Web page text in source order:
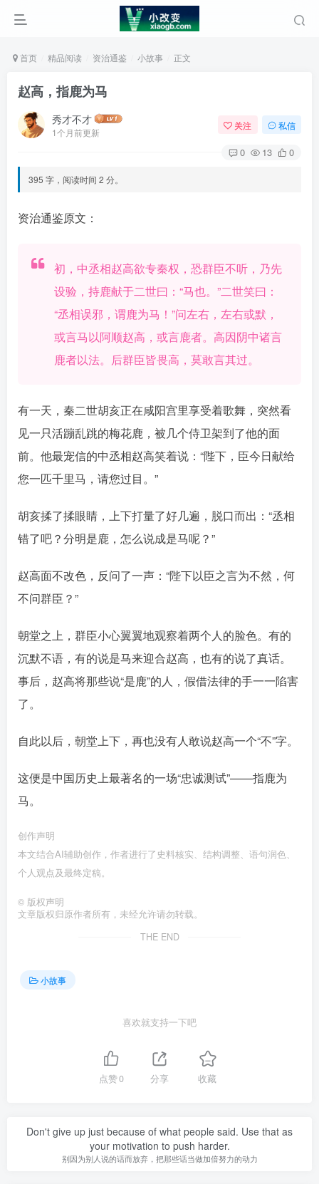
首页 精品阅读 资治通鉴 小故事 正文
赵高，指鹿为马
秀才不才
1个月前更新
关注 私信
0 13 0
395 字，阅读时间 2 分。
资治通鉴原文：
初，中丞相赵高欲专秦权，恐群臣不听，乃先
设验，持鹿献于二世曰：“马也。”二世笑曰：
“丞相误邪，谓鹿为马！”问左右，左右或默，
或言马以阿顺赵高，或言鹿者。高因阴中诸言
鹿者以法。后群臣皆畏高，莫敢言其过。󠄹󠅀󠄪󠄢󠄡󠄦󠄞󠄧󠄣󠄞󠄢󠄡󠄦󠄞󠄧󠄠󠅬󠅅󠅃󠄵󠅂󠄪󠅗󠅥󠅕󠅣󠅤󠅬󠅄󠄹󠄽󠄵󠄪󠄢󠄠󠄢󠄦󠄝󠄠󠄨󠄝󠄡󠄠󠄐󠄠󠄣󠄪󠄥󠄤󠄪󠄡󠄥󠅬󠅨󠅙󠅑󠅟󠅗󠅒󠄞󠅓󠅟󠅝󠄐󠇕󠆠󠅿󠇖󠆄󠆩󠇕󠅿󠆈󠇗󠆭󠆁󠄐󠇗󠅹󠅸󠇖󠆍󠅳󠇖󠅹󠅰󠇖󠆌󠅹
有一天，秦二世胡亥正在咸阳宫里享受着歌舞，突然看
见一只活蹦乱跳的梅花鹿，被几个侍卫架到了他的面
前。他最宠信的中丞相赵高笑着说：“陛下，臣今日献给
您一匹千里马，请您过目。”󠄹󠅀󠄪󠄢󠄡󠄦󠄞󠄧󠄣󠄞󠄢󠄡󠄦󠄞󠄧󠄠󠅬󠅅󠅃󠄵󠅂󠄪󠅗󠅥󠅕󠅣󠅤󠅬󠅄󠄹󠄽󠄵󠄪󠄢󠄠󠄢󠄦󠄝󠄠󠄨󠄝󠄡󠄠󠄐󠄠󠄣󠄪󠄥󠄤󠄪󠄡󠄥󠅬󠅨󠅙󠅑󠅟󠅗󠅒󠄞󠅓󠅟󠅝󠄐󠇕󠆠󠅿󠇖󠆄󠆩󠇕󠅿󠆈󠇗󠆭󠆁󠄐󠇗󠅹󠅸󠇖󠆍󠅳󠇖󠅹󠅰󠇖󠆌󠅹
胡亥揉了揉眼睛，上下打量了好几遍，脱口而出：“丞相
错了吧？分明是鹿，怎么说成是马呢？”󠄹󠅀󠄪󠄢󠄡󠄦󠄞󠄧󠄣󠄞󠄢󠄡󠄦󠄞󠄧󠄠󠅬󠅅󠅃󠄵󠅂󠄪󠅗󠅥󠅕󠅣󠅤󠅬󠅄󠄹󠄽󠄵󠄪󠄢󠄠󠄢󠄦󠄝󠄠󠄨󠄝󠄡󠄠󠄐󠄠󠄣󠄪󠄥󠄤󠄪󠄡󠄥󠅬󠅨󠅙󠅑󠅟󠅗󠅒󠄞󠅓󠅟󠅝󠄐󠇕󠆠󠅿󠇖󠆄󠆩󠇕󠅿󠆈󠇗󠆭󠆁󠄐󠇗󠅹󠅸󠇖󠆍󠅳󠇖󠅹󠅰󠇖󠆌󠅹
赵高面不改色，反问了一声：“陛下以臣之言为不然，何
不问群臣？”󠄹󠅀󠄪󠄢󠄡󠄦󠄞󠄧󠄣󠄞󠄢󠄡󠄦󠄞󠄧󠄠󠅬󠅅󠅃󠄵󠅂󠄪󠅗󠅥󠅕󠅣󠅤󠅬󠅄󠄹󠄽󠄵󠄪󠄢󠄠󠄢󠄦󠄝󠄠󠄨󠄝󠄡󠄠󠄐󠄠󠄣󠄪󠄥󠄤󠄪󠄡󠄥󠅬󠅨󠅙󠅑󠅟󠅗󠅒󠄞󠅓󠅟󠅝󠄐󠇕󠆠󠅿󠇖󠆄󠆩󠇕󠅿󠆈󠇗󠆭󠆁󠄐󠇗󠅹󠅸󠇖󠆍󠅳󠇖󠅹󠅰󠇖󠆌󠅹
朝堂之上，群臣小心翼翼地观察着两个人的脸色。有的
沉默不语，有的说是马来迎合赵高，也有的说了真话。
事后，赵高将那些说“是鹿”的人，假借法律的手一一陷害
了。󠄹󠅀󠄪󠄢󠄡󠄦󠄞󠄧󠄣󠄞󠄢󠄡󠄦󠄞󠄧󠄠󠅬󠅅󠅃󠄵󠅂󠄪󠅗󠅥󠅕󠅣󠅤󠅬󠅄󠄹󠄽󠄵󠄪󠄢󠄠󠄢󠄦󠄝󠄠󠄨󠄝󠄡󠄠󠄐󠄠󠄣󠄪󠄥󠄤󠄪󠄡󠄥󠅬󠅨󠅙󠅑󠅟󠅗󠅒󠄞󠅓󠅟󠅝󠄐󠇕󠆠󠅿󠇖󠆄󠆩󠇕󠅿󠆈󠇗󠆭󠆁󠄐󠇗󠅹󠅸󠇖󠆍󠅳󠇖󠅹󠅰󠇖󠆌󠅹
自此以后，朝堂上下，再也没有人敢说赵高一个“不”字。
这便是中国历史上最著名的一场“忠诚测试”——指鹿为
马。
创作声明
本文结合AI辅助创作，作者进行了史料核实、结构调整、语句润色、
个人观点及最终定稿。󠄹󠅀󠄪󠄢󠄡󠄦󠄞󠄧󠄣󠄞󠄢󠄡󠄦󠄞󠄧󠄠󠅬󠅅󠅃󠄵󠅂󠄪󠅗󠅥󠅕󠅣󠅤󠅬󠅄󠄹󠄽󠄵󠄪󠄢󠄠󠄢󠄦󠄝󠄠󠄨󠄝󠄡󠄠󠄐󠄠󠄣󠄪󠄥󠄤󠄪󠄡󠄥󠅬󠅨󠅙󠅑󠅟󠅗󠅒󠄞󠅓󠅟󠅝󠄐󠇕󠆠󠅿󠇖󠆄󠆩󠇕󠅿󠆈󠇗󠆭󠆁󠄐󠇗󠅹󠅸󠇖󠆍󠅳󠇖󠅹󠅰󠇖󠆌󠅹
© 版权声明
文章版权归原作者所有，未经允许请勿转载。
THE END
小故事
喜欢就支持一下吧
点赞0 分享 收藏
Don't give up just because of what people said. Use that as
your motivation to push harder.
别因为别人说的话而放弃，把那些话当做加倍努力的动力